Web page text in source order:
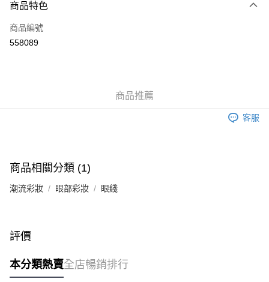
信用卡
Apple Pay
相關說明
銀行匯款 請將存款存到以下銀行帳戶，並於存款單據寫上訂單編號後電郵至
eshop@colourmix-cosmetics.com** **我們不會處理沒有提供存款單據的訂
送貨方式
每筆HK$30.00，滿HK$580.00或以上免運費
商品特色
商品編號
558089
商品推薦
客服
商品相關分類 (1)
潮流彩妝 眼部彩妝 眼綫
評價
本分類熱賣全店暢銷排行